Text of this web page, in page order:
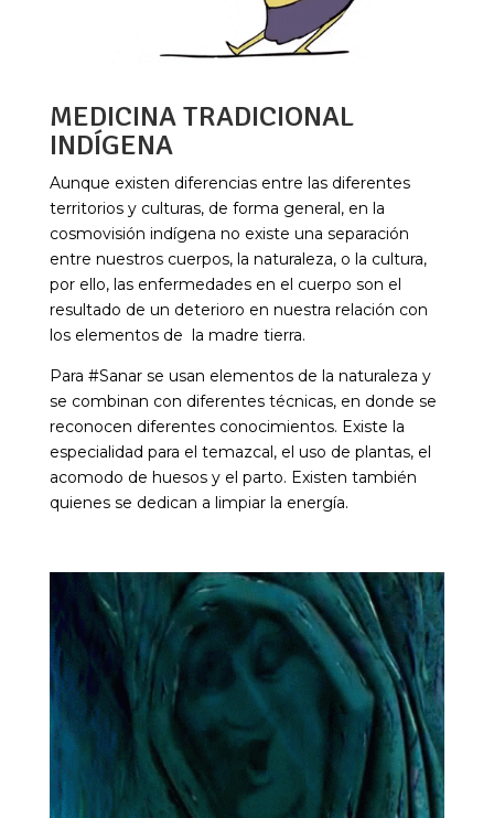
MEDICINA TRADICIONAL
INDÍGENA
Aunque existen diferencias entre las diferentes
territorios y culturas, de forma general, en la
cosmovisión indígena no existe una separación
entre nuestros cuerpos, la naturaleza, o la cultura,
por ello, las enfermedades en el cuerpo son el
resultado de un deterioro en nuestra relación con
los elementos de la madre tierra.
Para #Sanar se usan elementos de la naturaleza y
se combinan con diferentes técnicas, en donde se
reconocen diferentes conocimientos. Existe la
especialidad para el temazcal, el uso de plantas, el
acomodo de huesos y el parto. Existen también
quienes se dedican a limpiar la energía.